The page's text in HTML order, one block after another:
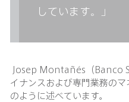
しています。」
Josep Montañés（Banco
イナンスおよび専門業務の
のように述べています。